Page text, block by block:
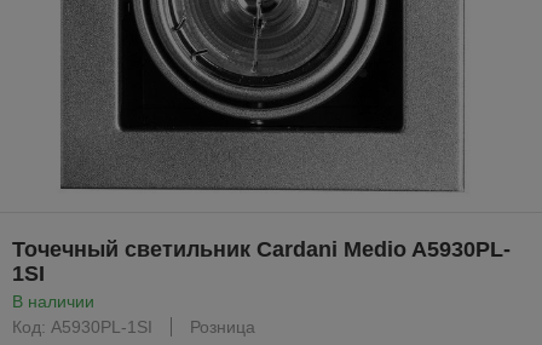
Точечный светильник Cardani Medio A5930PL-
1SI
В наличии
Код: A5930PL-1SI
Розница